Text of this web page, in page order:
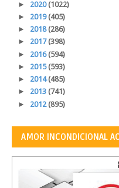
► 2020(1022)
► 2019(405)
► 2018(286)
► 2017(398)
► 2016(594)
► 2015(593)
► 2014(485)
► 2013 (741)
► 2012(895)
AMOR INCONDICIONAL